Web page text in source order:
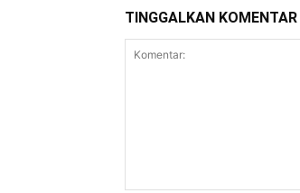
TINGGALKAN KOMENTAR